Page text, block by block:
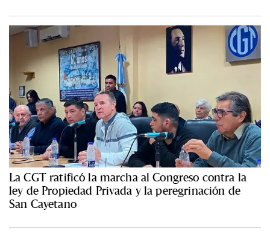
La CGT ratificó la marcha al Congreso contra la
ley de Propiedad Privada y la peregrinación de
San Cayetano